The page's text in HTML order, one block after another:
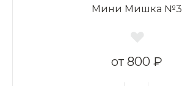
Мини Мишка №3
800 ₽